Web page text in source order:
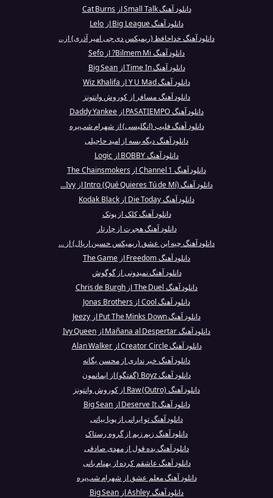
دانلود آهنگ Small Talk از Cat Burns
دانلود آهنگ Big League از Lelo
دانلود آهنگ خداحافظ (ریمیکس دی جی امیر آذری) از...
دانلود آهنگ Bilmem Mi? از Sefo
دانلود آهنگ Time In از Big Sean
دانلود آهنگ Y U Mad از Wiz Khalifa
دانلود آهنگ مسافر از کوروش وانتونز
دانلود آهنگ PASATIEMPO از Daddy Yankee
دانلود آهنگ فلیپ (انگلیسی) از شهرام شب‌پره
دانلود آهنگ دیگه بسه از امید حاجیلی
دانلود آهنگ BOBBY از Logic
دانلود آهنگ Channel 1 از The Chainsmokers
دانلود آهنگ Intro (Qué Quieres Tú de Mí) از Ivy...
دانلود آهنگ Die Today از Kodak Black
دانلود آهنگ کلک از پوتک
دانلود آهنگ هجرت از چارتار
دانلود آهنگ چیه این عشق (ریمیکس حسین اریال) از ...
دانلود آهنگ Freedom از The Game
دانلود آهنگ نمیدونی از گوگوش
دانلود آهنگ The Duel از Chris de Burgh
دانلود آهنگ Cool از Jonas Brothers
دانلود آهنگ Put The Minks Down از Jeezy
دانلود آهنگ Mañana al Despertar از Ivy Queen
دانلود آهنگ Creator Circle از Alan Walker
دانلود آهنگ خبر نداری از محسن یگانه
دانلود آهنگ Boyz (گفتگو) از ایمانمون
دانلود آهنگ Raw (Outro) از کوروش وانتونز
دانلود آهنگ Deserve It از Big Sean
دانلود آهنگ تو ایرانی از پویا بیاتی
دانلود آهنگ زیم زیم از گروه رستاک
دانلود آهنگ بده قول از مهدی صادقی
دانلود آهنگ عاشقم کرده از بهنام بانی
دانلود آهنگ معلم عشق از شهرام شب‌پره
دانلود آهنگ Ashley از Big Sean